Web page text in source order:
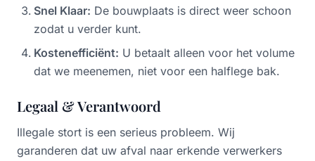
Snel Klaar: De bouwplaats is direct weer schoon
zodat u verder kunt.
Kostenefficiënt: U betaalt alleen voor het volume
dat we meenemen, niet voor een halflege bak.
Legaal & Verantwoord
Illegale stort is een serieus probleem. Wij
garanderen dat uw afval naar erkende verwerkers